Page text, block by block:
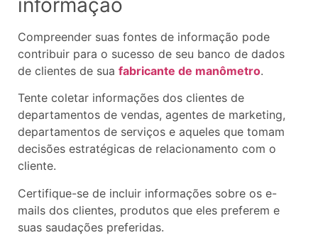
informação
Compreender suas fontes de informação pode
contribuir para o sucesso de seu banco de dados
de clientes de sua fabricante de manômetro.
Tente coletar informações dos clientes de
departamentos de vendas, agentes de marketing,
departamentos de serviços e aqueles que tomam
decisões estratégicas de relacionamento com o
cliente.
Certifique-se de incluir informações sobre os e-
mails dos clientes, produtos que eles preferem e
suas saudações preferidas.